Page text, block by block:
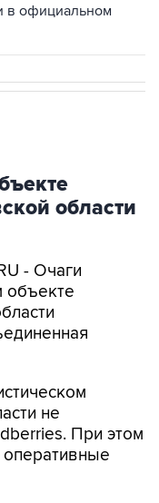
в официальном
области
- Очаги
объекте
не
При этом